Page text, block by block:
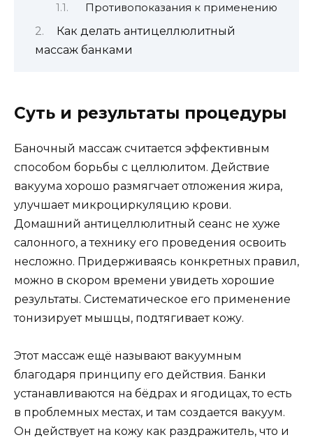
Противопоказания к применению
Как делать антицеллюлитный
массаж банками
Суть и результаты процедуры
Баночный массаж считается эффективным
способом борьбы с целлюлитом. Действие
вакуума хорошо размягчает отложения жира,
улучшает микроциркуляцию крови.
Домашний антицеллюлитный сеанс не хуже
салонного, а технику его проведения освоить
несложно. Придерживаясь конкретных правил,
можно в скором времени увидеть хорошие
результаты. Систематическое его применение
тонизирует мышцы, подтягивает кожу.
Этот массаж ещё называют вакуумным
благодаря принципу его действия. Банки
устанавливаются на бёдрах и ягодицах, то есть
в проблемных местах, и там создается вакуум.
Он действует на кожу как раздражитель, что и